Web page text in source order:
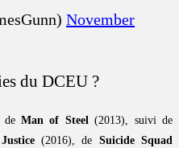
November
du DCEU ?
de Man of Steel(2013), suivi de
(2016), de Suicide Squad